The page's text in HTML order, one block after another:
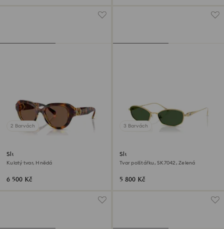
2 Barvách
Sluneční brýle
Kulatý tvar, Hnědá
6 500 Kč
3 Barvách
Sluneční brýle
Tvar polštářku, SK7042, Zelená
5 800 Kč